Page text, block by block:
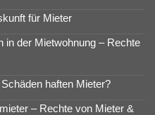
für Mieter
in der Mietwohnung – Rechte
haften Mieter?
– Rechte von Mieter &